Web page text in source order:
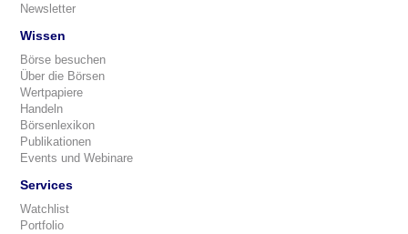
Newsletter
Wissen
Börse besuchen
Über die Börsen
Wertpapiere
Handeln
Börsenlexikon
Publikationen
Events und Webinare
Services
Watchlist
Portfolio